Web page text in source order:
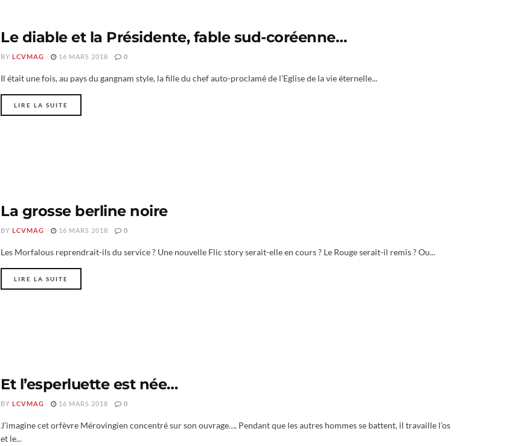
Le diable et la Présidente, fable sud-coréenne…
BY LCVMAG 16 MARS 2018 0
Il était une fois, au pays du gangnam style, la fille du chef auto-proclamé de l’Eglise de la vie éternelle...
LIRE LA SUITE
La grosse berline noire
BY LCVMAG 16 MARS 2018 0
Les Morfalous reprendrait-ils du service ? Une nouvelle Flic story serait-elle en cours ? Le Rouge serait-il remis ? Ou...
LIRE LA SUITE
Et l’esperluette est née…
BY LCVMAG 16 MARS 2018 0
J’imagine cet orfèvre Mérovingien concentré sur son ouvrage…. Pendant que les autres hommes se battent, il travaille l’os
et le...